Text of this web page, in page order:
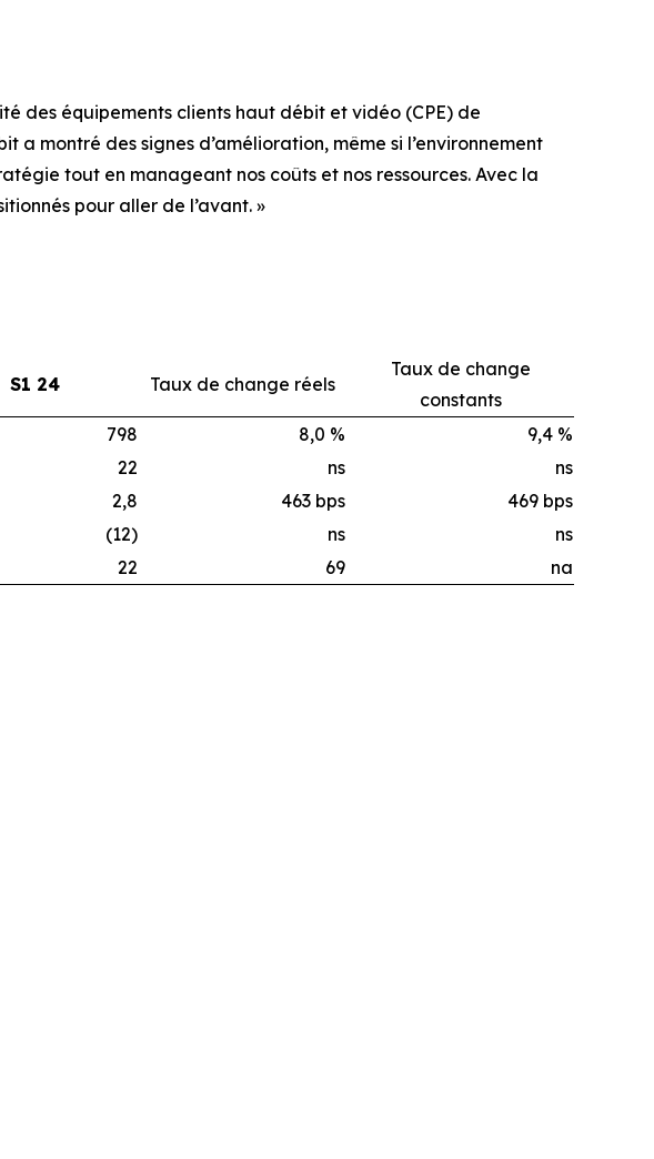
des équipements clients haut débit et vidéo (CPE) de
montré des signes d’amélioration, même si l’environnement
tout en manageant nos coûts et nos ressources. Avec la
pour aller de l’avant. »
S1 24 Taux de change réels
Taux de change
constants
798 8,0 %
9,4 %
22 ns
ns
2,8 463 bps
469 bps
(12) ns
ns
22 69 na